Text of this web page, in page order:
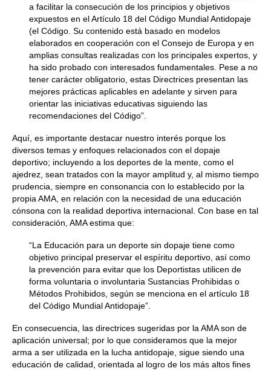
a facilitar la consecución de los principios y objetivos
expuestos en el Artículo 18 del Código Mundial Antidopaje
(el Código. Su contenido está basado en modelos
elaborados en cooperación con el Consejo de Europa y en
amplias consultas realizadas con los principales expertos, y
ha sido probado con interesados fundamentales. Pese a no
tener carácter obligatorio, estas Directrices presentan las
mejores prácticas aplicables en adelante y sirven para
orientar las iniciativas educativas siguiendo las
recomendaciones del Código”.
Aquí, es importante destacar nuestro interés porque los
diversos temas y enfoques relacionados con el dopaje
deportivo; incluyendo a los deportes de la mente, como el
ajedrez, sean tratados con la mayor amplitud y, al mismo tiempo
prudencia, siempre en consonancia con lo establecido por la
propia AMA, en relación con la necesidad de una educación
cónsona con la realidad deportiva internacional. Con base en tal
consideración, AMA estima que:
“La Educación para un deporte sin dopaje tiene como
objetivo principal preservar el espíritu deportivo, así como
la prevención para evitar que los Deportistas utilicen de
forma voluntaria o involuntaria Sustancias Prohibidas o
Métodos Prohibidos, según se menciona en el artículo 18
del Código Mundial Antidopaje”.
En consecuencia, las directrices sugeridas por la AMA son de
aplicación universal; por lo que consideramos que la mejor
arma a ser utilizada en la lucha antidopaje, sigue siendo una
educación de calidad, orientada al logro de los más altos fines